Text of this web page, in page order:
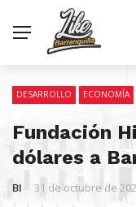
DESARROLLO ECONOMÍA
Fundación
dólares a
BI 31 de octubre de